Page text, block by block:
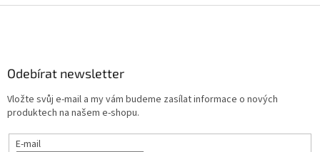
Odebírat newsletter
Vložte svůj e-mail a my vám budeme zasílat informace o nových
produktech na našem e-shopu.
E-mail